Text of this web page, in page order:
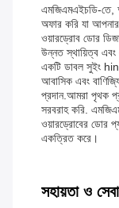
এমজিএমএইচডি-তে,
অফার করি যা আপনার
ওয়ারড্রোব ডোর
উন্নত স্থায়িত্ব এবং
একটি ডাবল সুইং
আবাসিক এবং
প্রদান.আমরা পৃথক
সরবরাহ করি.
ওয়ারড্রোবের ডোর
একত্রিত করে।
সহায়তা ও